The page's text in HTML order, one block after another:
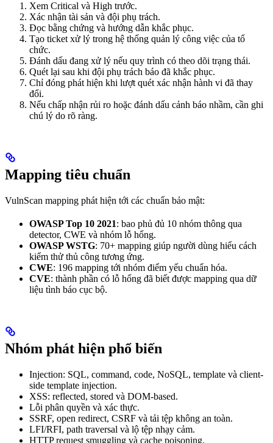
Xem Critical và High trước.
Xác nhận tài sản và đội phụ trách.
Đọc bằng chứng và hướng dẫn khắc phục.
Tạo ticket xử lý trong hệ thống quản lý công việc của tổ
chức.
Đánh dấu đang xử lý nếu quy trình có theo dõi trạng thái.
Quét lại sau khi đội phụ trách báo đã khắc phục.
Chỉ đóng phát hiện khi lượt quét xác nhận hành vi đã thay
đổi.
Nếu chấp nhận rủi ro hoặc đánh dấu cảnh báo nhầm, cần ghi
chú lý do rõ ràng.
Mapping tiêu chuẩn
VulnScan mapping phát hiện tới các chuẩn bảo mật:
OWASP Top 10 2021: bao phủ đủ 10 nhóm thông qua
detector, CWE và nhóm lỗ hổng.
OWASP WSTG: 70+ mapping giúp người dùng hiểu cách
kiểm thử thủ công tương ứng.
CWE: 196 mapping tới nhóm điểm yếu chuẩn hóa.
CVE: thành phần có lỗ hổng đã biết được mapping qua dữ
liệu tình báo cục bộ.
Nhóm phát hiện phổ biến
Injection: SQL, command, code, NoSQL, template và client-
side template injection.
XSS: reflected, stored và DOM-based.
Lỗi phân quyền và xác thực.
SSRF, open redirect, CSRF và tải tệp không an toàn.
LFI/RFI, path traversal và lộ tệp nhạy cảm.
HTTP request smuggling và cache poisoning.